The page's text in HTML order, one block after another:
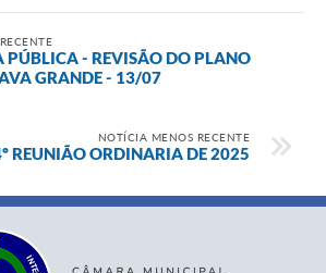
PÚBLICA - REVISÃO DO PLANO
GRANDE - 13/07
NOTÍCIA MENOS RECENTE
REUNIÃO ORDINARIA DE 2025